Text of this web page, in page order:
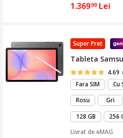
1.36999 Lei
Super Pret
Tableta
4.69
Fara SIM
Cu
Rosu
Gri
128 GB
256
Livrat deeMAG